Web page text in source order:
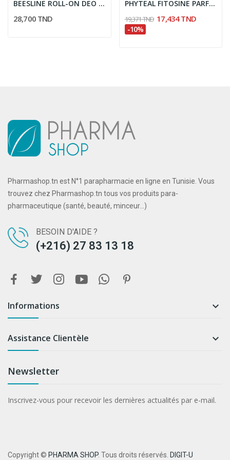
BEESLINE ROLL-ON DEO ECLAIRCISSANT SANS PARFUM...
28,700 TND
PHYTEAL FITOSINE PARFUM BEBE SPRAY 100ML
19,371 TND 17,434 TND
-10%
Pharmashop.tn est N°1 parapharmacie en ligne en Tunisie. Vous
trouvez chez Pharmashop.tn tous vos produits para-
pharmaceutique (santé, beauté, minceur...)
BESOIN D'AIDE ?
(+216) 27 83 13 18
Informations 
Assistance Clientèle 
Newsletter
Inscrivez-vous pour recevoir les dernières actualités par e-mail.
Copyright © PHARMA SHOP. Tous droits réservés. DIGIT-U